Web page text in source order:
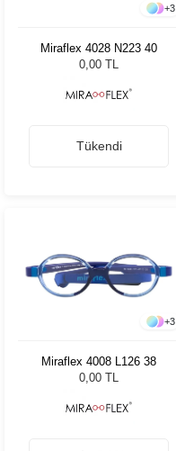
+3
Miraflex 4028 N223 40
0,00 TL
Tükendi
+3
Miraflex 4008 L126 38
0,00 TL